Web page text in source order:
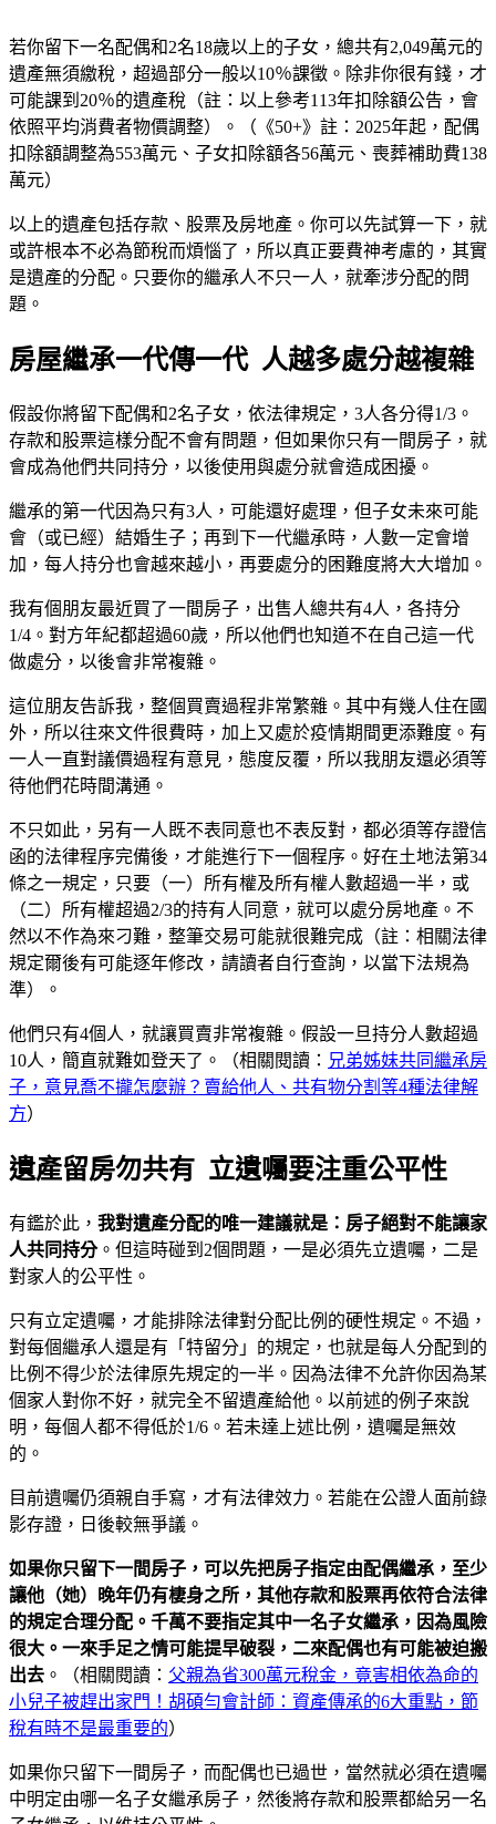
若你留下一名配偶和2名18歲以上的子女，總共有2,049萬元的
遺產無須繳稅，超過部分一般以10％課徵。除非你很有錢，才
可能課到20％的遺產稅（註：以上參考113年扣除額公告，會
依照平均消費者物價調整）。（《50+》註：2025年起，配偶
扣除額調整為553萬元、子女扣除額各56萬元、喪葬補助費138
萬元）
以上的遺產包括存款、股票及房地產。你可以先試算一下，就
或許根本不必為節稅而煩惱了，所以真正要費神考慮的，其實
是遺產的分配。只要你的繼承人不只一人，就牽涉分配的問
題。
房屋繼承一代傳一代 人越多處分越複雜
假設你將留下配偶和2名子女，依法律規定，3人各分得1/3。
存款和股票這樣分配不會有問題，但如果你只有一間房子，就
會成為他們共同持分，以後使用與處分就會造成困擾。
繼承的第一代因為只有3人，可能還好處理，但子女未來可能
會（或已經）結婚生子；再到下一代繼承時，人數一定會增
加，每人持分也會越來越小，再要處分的困難度將大大增加。
我有個朋友最近買了一間房子，出售人總共有4人，各持分
1/4。對方年紀都超過60歲，所以他們也知道不在自己這一代
做處分，以後會非常複雜。
這位朋友告訴我，整個買賣過程非常繁雜。其中有幾人住在國
外，所以往來文件很費時，加上又處於疫情期間更添難度。有
一人一直對議價過程有意見，態度反覆，所以我朋友還必須等
待他們花時間溝通。
不只如此，另有一人既不表同意也不表反對，都必須等存證信
函的法律程序完備後，才能進行下一個程序。好在土地法第34
條之一規定，只要（一）所有權及所有權人數超過一半，或
（二）所有權超過2/3的持有人同意，就可以處分房地產。不
然以不作為來刁難，整筆交易可能就很難完成（註：相關法律
規定爾後有可能逐年修改，請讀者自行查詢，以當下法規為
準）。
他們只有4個人，就讓買賣非常複雜。假設一旦持分人數超過
10人，簡直就難如登天了。（相關閱讀： 兄弟姊妹共同繼承房
子，意見喬不攏怎麼辦？賣給他人、共有物分割等4種法律解
方）
遺產留房勿共有 立遺囑要注重公平性
有鑑於此， 我對遺產分配的唯一建議就是：房子絕對不能讓家
人共同持分。但這時碰到2個問題，一是必須先立遺囑，二是
對家人的公平性。
只有立定遺囑，才能排除法律對分配比例的硬性規定。不過，
對每個繼承人還是有「特留分」的規定，也就是每人分配到的
比例不得少於法律原先規定的一半。因為法律不允許你因為某
個家人對你不好，就完全不留遺產給他。以前述的例子來說
明，每個人都不得低於1/6。若未達上述比例，遺囑是無效
的。
目前遺囑仍須親自手寫，才有法律效力。若能在公證人面前錄
影存證，日後較無爭議。
如果你只留下一間房子，可以先把房子指定由配偶繼承，至少
讓他（她）晚年仍有棲身之所，其他存款和股票再依符合法律
的規定合理分配。千萬不要指定其中一名子女繼承，因為風險
很大。一來手足之情可能提早破裂，二來配偶也有可能被迫搬
出去 。（相關閱讀： 父親為省300萬元稅金，竟害相依為命的
小兒子被趕出家門！胡碩勻會計師：資產傳承的6大重點，節
稅有時不是最重要的）
如果你只留下一間房子，而配偶也已過世，當然就必須在遺囑
中明定由哪一名子女繼承房子，然後將存款和股票都給另一名